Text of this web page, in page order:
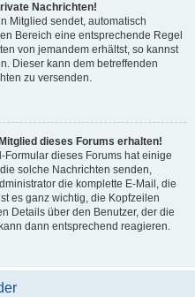
Nachrichten!
Mitglied sendet, automatisch
Bereich eine entsprechende Regel
von jemandem erhältst, so kannst
Dieser kann dem betreffenden
zu versenden.
dieses Forums erhalten!
Formular dieses Forums hat einige
solche Nachrichten senden,
die komplette E-Mail, die
es ganz wichtig, die Kopfzeilen
Details über den Benutzer, der die
dann entsprechend reagieren.